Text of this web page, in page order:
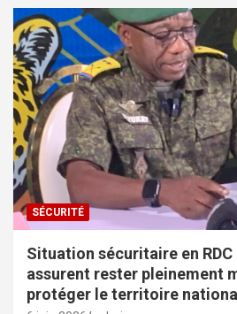
SÉCURITÉ
Situation sécuritaire en RDC
assurent rester pleinement
protéger le territoire